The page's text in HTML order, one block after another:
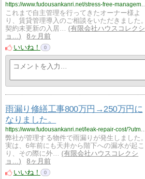
これまで自主管理を行ってきたオーナー様よ
り、賃貸管理導入のご相談をいただきました。
契約未更新の入居…
有限会社ハウスコレクシ
ョ…
8ヶ月前
いいね！
0
雨漏り修繕工事800万円→250万円に
なりました。
弊社が管理する物件で雨漏りが発生しました。
実は、6年前にも天井から階下への漏水が起こ
り、その際に外…
有限会社ハウスコレクシ
ョ…
8ヶ月前
いいね！
0